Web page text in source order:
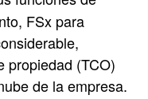
FSx para
propiedad (TCO)
de la empresa.